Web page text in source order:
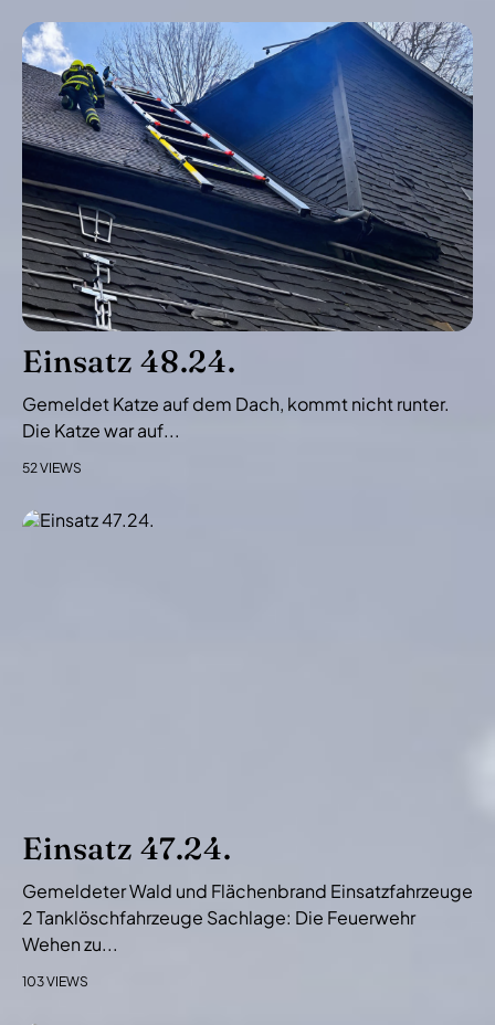
g
s
-
N
v
i
g
a
t
i
n
Einsatz 48.24.
Gemeldet Katze auf dem Dach, kommt nicht runter.
Die Katze war auf...
52 VIEWS
Einsatz 47.24.
Gemeldeter Wald und Flächenbrand Einsatzfahrzeuge
2 Tanklöschfahrzeuge Sachlage: Die Feuerwehr
Wehen zu...
103 VIEWS